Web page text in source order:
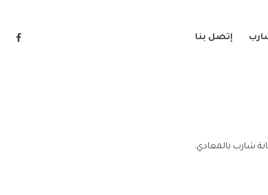
إتصل بنا
شارب بالمعادي.